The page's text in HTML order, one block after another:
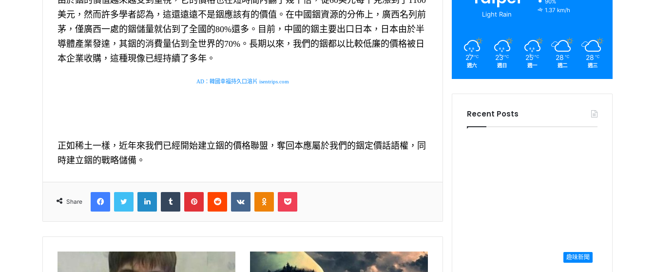
美元，然而許多學者認為，這還遠遠不是銦應該有的價值。在中國銦資源的分佈上，廣西名列前
茅，僅廣西一處的銦儲量就佔到了全國的80%還多。目前，中國的銦主要出口日本，日本由於半
導體產業發達，其銦的消費量佔到全世界的70%。長期以來，我們的銦都以比較低廉的價格被日
本企業收購，這種現像已經持續了多年。
AD：韓國幸福持久口溶片 isentrips.com
正如稀土一樣，近年來我們已經開始建立銦的價格聯盟，奪回本應屬於我們的銦定價話語權，同
時建立銦的戰略儲備。
Share
Light Rain
90%
1.37 km/h
27 ℃
週六
23 ℃
週日
25 ℃
週一
28 ℃
週二
28 ℃
週三
Recent Posts
趣味新聞